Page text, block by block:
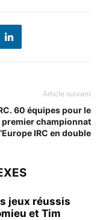
Article suivant
60 équipes pour le
premier championnat
IRC en double
jeux réussis
et Tim